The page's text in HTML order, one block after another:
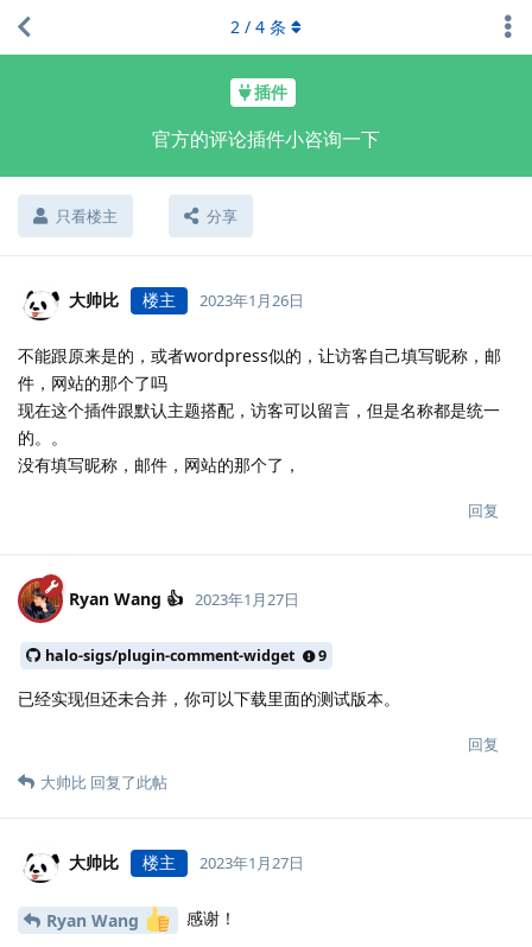
插件
官方的评论插件小咨询一下
只看楼主 分享
2 / 4 条
大帅比 楼主 2023年1月26日
不能跟原来是的，或者wordpress似的，让访客自己填写昵称，邮
件，网站的那个了吗
现在这个插件跟默认主题搭配，访客可以留言，但是名称都是统一
的。。
没有填写昵称，邮件，网站的那个了，
回复
Ryan Wang 👍 2023年1月27日
halo-sigs/plugin-comment-widget 9
已经实现但还未合并，你可以下载里面的测试版本。
回复
大帅比 回复了此帖
大帅比 楼主 2023年1月27日
Ryan Wang 感谢！